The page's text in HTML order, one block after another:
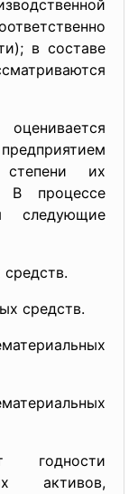
в составе
их
В процессе
следующие
средств.
годности
активов,